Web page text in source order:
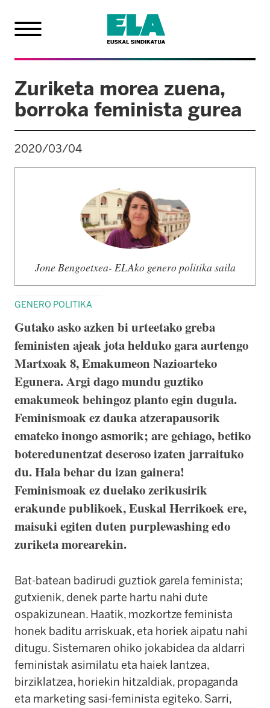
Zuriketa morea zuena,
borroka feminista gurea
2020/03/04
Jone Bengoetxea- ELAko genero politika saila
GENERO POLITIKA
Gutako asko azken bi urteetako greba
feministen ajeak jota helduko gara aurtengo
Martxoak 8, Emakumeon Nazioarteko
Egunera. Argi dago mundu guztiko
emakumeok behingoz planto egin dugula.
Feminismoak ez dauka atzerapausorik
emateko inongo asmorik; are gehiago, betiko
boteredunentzat deseroso izaten jarraituko
du. Hala behar du izan gainera!
Feminismoak ez duelako zerikusirik
erakunde publikoek, Euskal Herrikoek ere,
maisuki egiten duten purplewashing edo
zuriketa morearekin.
Bat-batean badirudi guztiok garela feminista;
gutxienik, denek parte hartu nahi dute
ospakizunean. Haatik, mozkortze feminista
honek baditu arriskuak, eta horiek aipatu nahi
ditugu. Sistemaren ohiko jokabidea da aldarri
feministak asimilatu eta haiek lantzea,
birziklatzea, horiekin hitzaldiak, propaganda
eta marketing sasi-feminista egiteko. Sarri,